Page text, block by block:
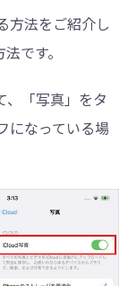
方法をご紹介し
です。
、「写真」をタ
になっている場